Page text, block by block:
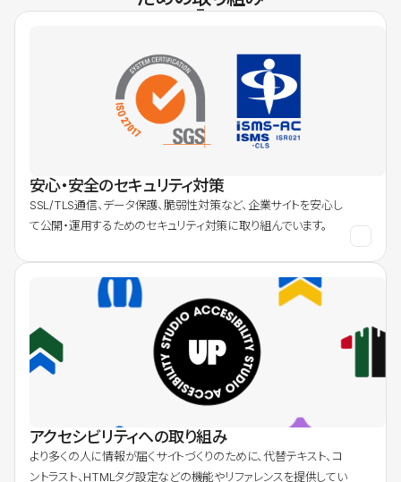
安心・安全のセキュリティ対策
SSL/TLS通信、データ保護、脆弱性対策など、企業サイトを安心し
て公開・運用するためのセキュリティ対策に取り組んでいます。
アクセシビリティへの取り組み
より多くの人に情報が届くサイトづくりのために、代替テキスト、コ
ントラスト、HTMLタグ設定などの機能やリファレンスを提供してい